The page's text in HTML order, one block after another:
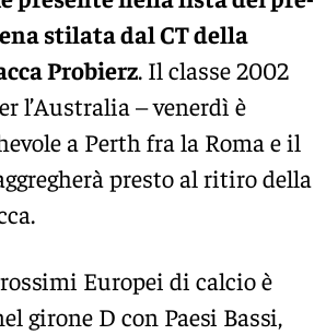
stilata dal CT della
Probierz. Il classe 2002
l’Australia – venerdì è
a Perth fra la Roma e il
presto al ritiro della
Europei di calcio è
girone D con Paesi Bassi,